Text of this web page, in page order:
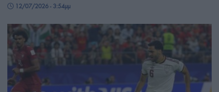
12/07/2026 - 3:54μμ